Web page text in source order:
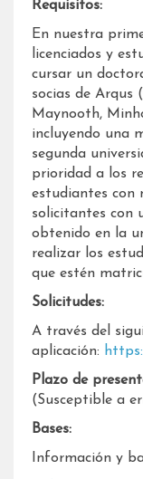
Requisitos:
En nuestra
licenciados y
cursar un
socias de Arqus
Maynooth,
incluyendo una
segunda
prioridad a los
estudiantes con
solicitantes con
obtenido en la
realizar los
que estén
Solicitudes:
A través del
aplicación:
Plazo de
(Susceptible a
Bases:
Información y